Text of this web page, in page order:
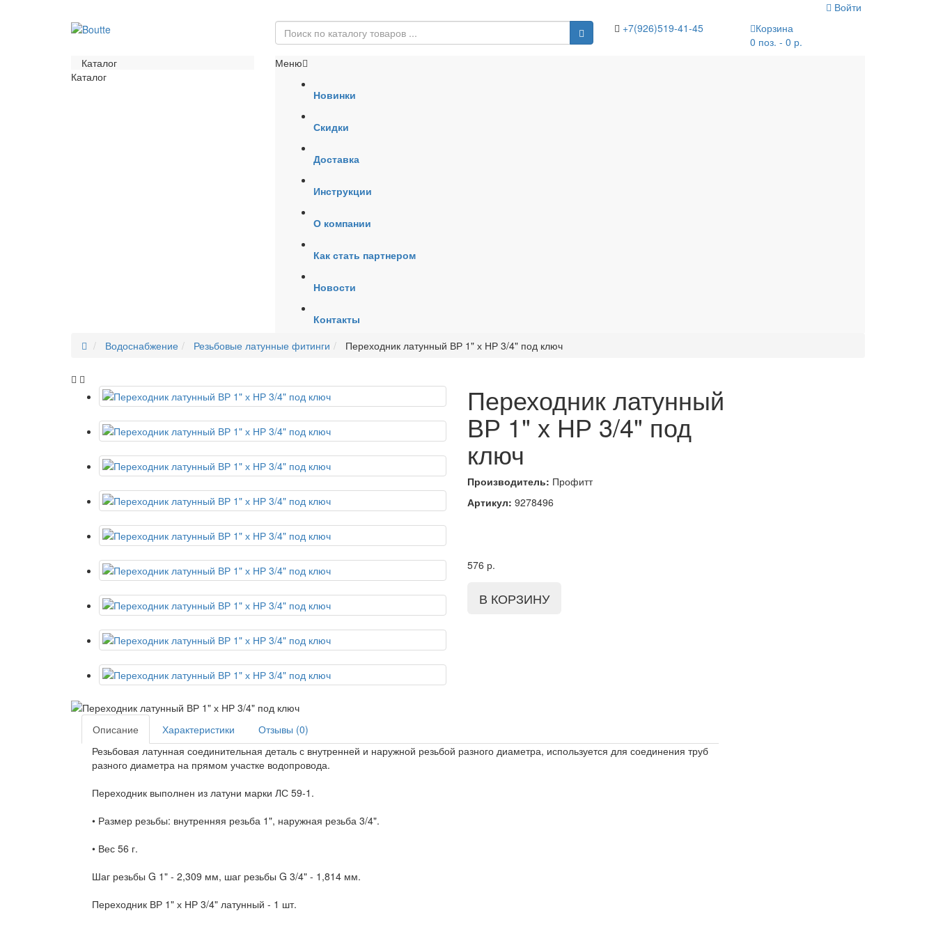
Войти
+7(926)519-41-45
Корзина
0 поз. - 0 р.
Каталог
Каталог
Меню
Новинки
Скидки
Доставка
Инструкции
О компании
Как стать партнером
Новости
Контакты
Водоснабжение
Резьбовые латунные фитинги Переходник латунный ВР 1" х НР 3/4" под ключ
Переходник латунный
ВР 1" х НР 3/4" под
ключ
Производитель: Профитт
Артикул: 9278496
576 р.
Описание Характеристики
Отзывы (0)
Резьбовая латунная соединительная деталь с внутренней и наружной резьбой разного диаметра, используется для соединения труб
разного диаметра на прямом участке водопровода.
Переходник выполнен из латуни марки ЛС 59-1.
• Размер резьбы: внутренняя резьба 1", наружная резьба 3/4".
• Вес 56 г.
Шаг резьбы G 1" - 2,309 мм, шаг резьбы G 3/4" - 1,814 мм.
Переходник ВР 1" х НР 3/4" латунный - 1 шт.